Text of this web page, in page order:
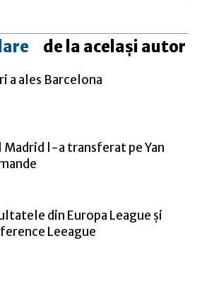
de la același autor
a ales Barcelona
Madrid l-a transferat pe Yan
din Europa League şi
Leeague